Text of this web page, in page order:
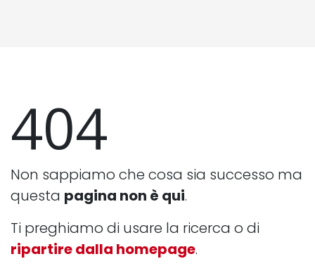
404
Non sappiamo che cosa sia successo ma
questa pagina non è qui.
Ti preghiamo di usare la ricerca o di
ripartire dalla homepage.